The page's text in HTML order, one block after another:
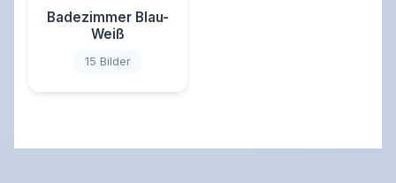
Badezimmer Blau-
Weiß
15 Bilder